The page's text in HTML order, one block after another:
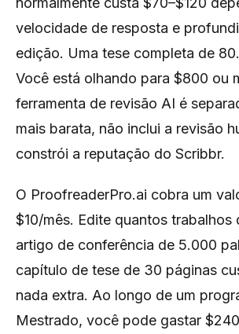
velocidade de resposta e
edição. Uma tese completa de
Você está olhando para $800 ou
ferramenta de revisão AI é
mais barata, não inclui a revisão
constrói a reputação do Scribbr.
O ProofreaderPro.ai cobra um
$10/mês. Edite quantos trabalhos
artigo de conferência de 5.000
capítulo de tese de 30 páginas
nada extra. Ao longo de um
Mestrado, você pode gastar